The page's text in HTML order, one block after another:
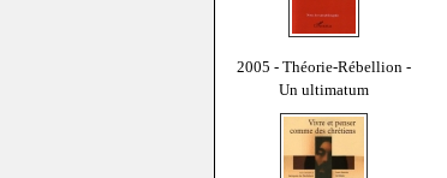
2005 - Théorie-Rébellion -
Un ultimatum